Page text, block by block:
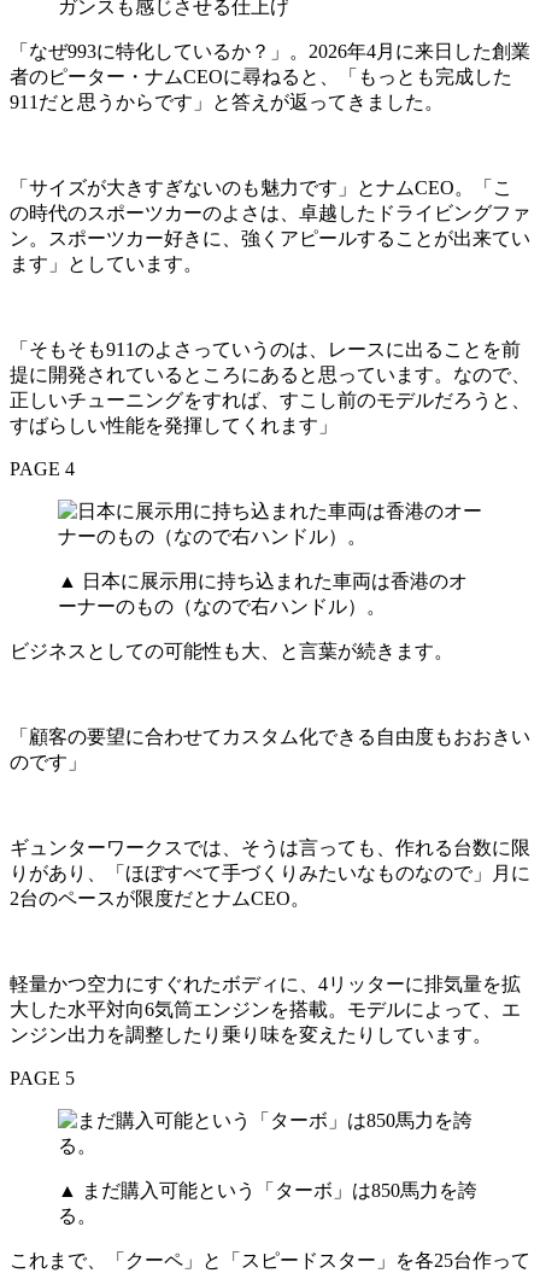
ガンスも感じさせる仕上げ
「なぜ993に特化しているか？」。2026年4月に来日した創業
者のピーター・ナムCEOに尋ねると、「もっとも完成した
911だと思うからです」と答えが返ってきました。
「サイズが大きすぎないのも魅力です」とナムCEO。「こ
の時代のスポーツカーのよさは、卓越したドライビングファ
ン。スポーツカー好きに、強くアピールすることが出来てい
ます」としています。
「そもそも911のよさっていうのは、レースに出ることを前
提に開発されているところにあると思っています。なので、
正しいチューニングをすれば、すこし前のモデルだろうと、
すばらしい性能を発揮してくれます」
PAGE 4
▲ 日本に展示用に持ち込まれた車両は香港のオ
ーナーのもの（なので右ハンドル）。
ビジネスとしての可能性も大、と言葉が続きます。
「顧客の要望に合わせてカスタム化できる自由度もおおきい
のです」
ギュンターワークスでは、そうは言っても、作れる台数に限
りがあり、「ほぼすべて手づくりみたいなものなので」月に
2台のペースが限度だとナムCEO。
軽量かつ空力にすぐれたボディに、4リッターに排気量を拡
大した水平対向6気筒エンジンを搭載。モデルによって、エ
ンジン出力を調整したり乗り味を変えたりしています。
PAGE 5
▲ まだ購入可能という「ターボ」は850馬力を誇
る。
これまで、「クーペ」と「スピードスター」を各25台作って